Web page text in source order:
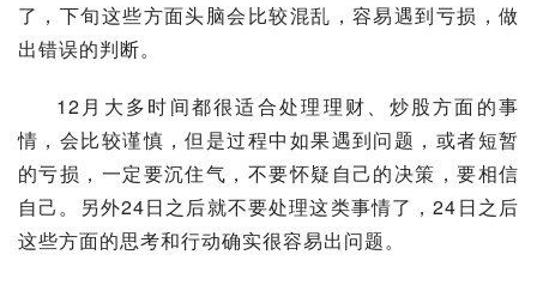
了，下旬这些方面头脑会比较混乱，容易遇到亏损，做
出错误的判断。
12月大多时间都很适合处理理财、炒股方面的事
情，会比较谨慎，但是过程中如果遇到问题，或者短暂
的亏损，一定要沉住气，不要怀疑自己的决策，要相信
自己。另外24日之后就不要处理这类事情了，24日之后
这些方面的思考和行动确实很容易出问题。